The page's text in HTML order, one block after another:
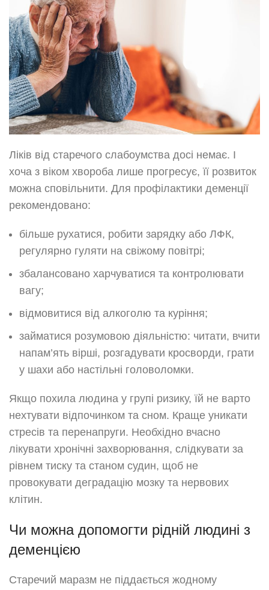
Ліків від старечого слабоумства досі немає. І
хоча з віком хвороба лише прогресує, її розвиток
можна сповільнити. Для профілактики деменції
рекомендовано:
більше рухатися, робити зарядку або ЛФК,
регулярно гуляти на свіжому повітрі;
збалансовано харчуватися та контролювати
вагу;
відмовитися від алкоголю та куріння;
займатися розумовою діяльністю: читати, вчити
напам’ять вірші, розгадувати кросворди, грати
у шахи або настільні головоломки.
Якщо похила людина у групі ризику, їй не варто
нехтувати відпочинком та сном. Краще уникати
стресів та перенапруги. Необхідно вчасно
лікувати хронічні захворювання, слідкувати за
рівнем тиску та станом судин, щоб не
провокувати деградацію мозку та нервових
клітин.
Чи можна допомогти рідній людині з
деменцією
Старечий маразм не піддається жодному